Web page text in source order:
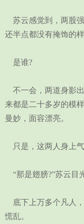
苏云感觉到，两股
还半点都没有掩饰的样
是谁?
不一会，两道身影
来都是二十多岁的模
曼妙，面容漂亮。
只是，这两人身上气
“那是翅膀?”苏云目
底下上万多个凡人
慌乱。